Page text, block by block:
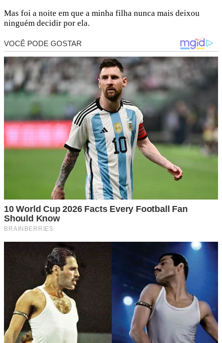
Mas foi a noite em que a minha filha nunca mais deixou
ninguém decidir por ela.